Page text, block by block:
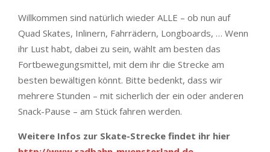
Willkommen sind natürlich wieder ALLE – ob nun auf
Quad Skates, Inlinern, Fahrrädern, Longboards, … Wenn
ihr Lust habt, dabei zu sein, wählt am besten das
Fortbewegungsmittel, mit dem ihr die Strecke am
besten bewältigen könnt. Bitte bedenkt, dass wir
mehrere Stunden – mit sicherlich der ein oder anderen
Snack-Pause – am Stück fahren werden.
Weitere Infos zur Skate-Strecke findet ihr hier